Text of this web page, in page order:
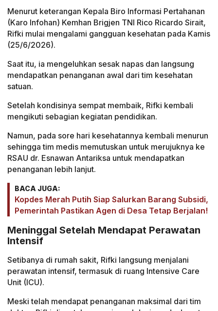
Menurut keterangan Kepala Biro Informasi Pertahanan
(Karo Infohan) Kemhan Brigjen TNI Rico Ricardo Sirait,
Rifki mulai mengalami gangguan kesehatan pada Kamis
(25/6/2026).
Saat itu, ia mengeluhkan sesak napas dan langsung
mendapatkan penanganan awal dari tim kesehatan
satuan.
Setelah kondisinya sempat membaik, Rifki kembali
mengikuti sebagian kegiatan pendidikan.
Namun, pada sore hari kesehatannya kembali menurun
sehingga tim medis memutuskan untuk merujuknya ke
RSAU dr. Esnawan Antariksa untuk mendapatkan
penanganan lebih lanjut.
BACA JUGA:
Kopdes Merah Putih Siap Salurkan Barang Subsidi,
Pemerintah Pastikan Agen di Desa Tetap Berjalan!
Meninggal Setelah Mendapat Perawatan
Intensif
Setibanya di rumah sakit, Rifki langsung menjalani
perawatan intensif, termasuk di ruang Intensive Care
Unit (ICU).
Meski telah mendapat penanganan maksimal dari tim